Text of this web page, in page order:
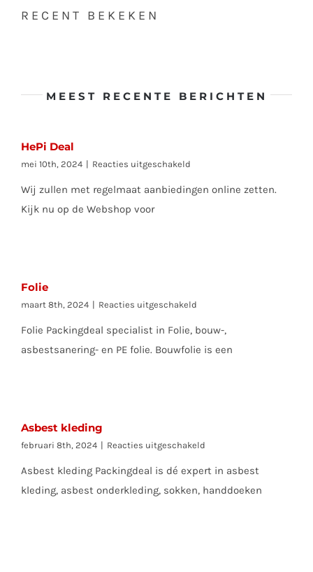
RECENT BEKEKEN
MEEST RECENTE BERICHTEN
HePi Deal
mei 10th, 2024 | Reacties uitgeschakeld
Deal
Wij zullen met regelmaat aanbiedingen online zetten.
Kijk nu op de Webshop voor
Folie
maart 8th, 2024 | Reacties uitgeschakeld
Folie Packingdeal specialist in Folie, bouw-,
asbestsanering- en PE folie. Bouwfolie is een
Asbest kleding
februari 8th, 2024 | Reacties uitgeschakeld
kleding
Asbest kleding Packingdeal is dé expert in asbest
kleding, asbest onderkleding, sokken, handdoeken